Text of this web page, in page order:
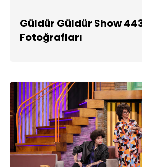
Güldür Güldür Show
Fotoğrafları